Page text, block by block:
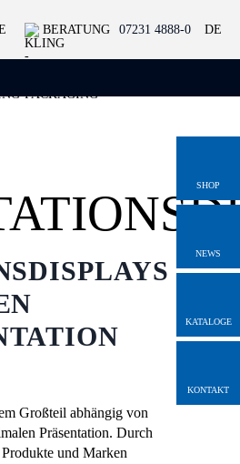
BERATUNG 07231 4888-0 DE
SHOP
NEWS
KATALOGE
KONTAKT
Großteil abhängig von
Präsentation. Durch
und Marken